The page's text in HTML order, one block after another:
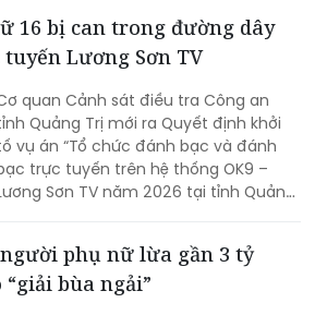
trong khoang hành lý, không bảo
điều kiện an toàn thực phẩm.
16 bị can trong đường dây
Lương Sơn TV
quan Cảnh sát điều tra Công an
Quảng Trị mới ra Quyết định khởi
vụ án “Tổ chức đánh bạc và đánh
trực tuyến trên hệ thống OK9 –
Sơn TV năm 2026 tại tỉnh Quảng
chức đánh bạc và Đánh bạc theo quy
của Bộ luật Hình sự.
phụ nữ lừa gần 3 tỷ
bùa ngải”